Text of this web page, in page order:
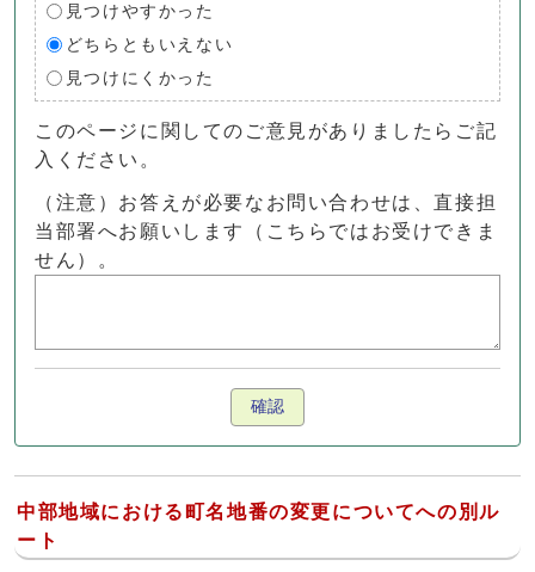
見つけやすかった
どちらともいえない
見つけにくかった
このページに関してのご意見がありましたらご記
入ください。
（注意）お答えが必要なお問い合わせは、直接担
当部署へお願いします（こちらではお受けできま
せん）。
確認
中部地域における町名地番の変更についてへの別ル
ート